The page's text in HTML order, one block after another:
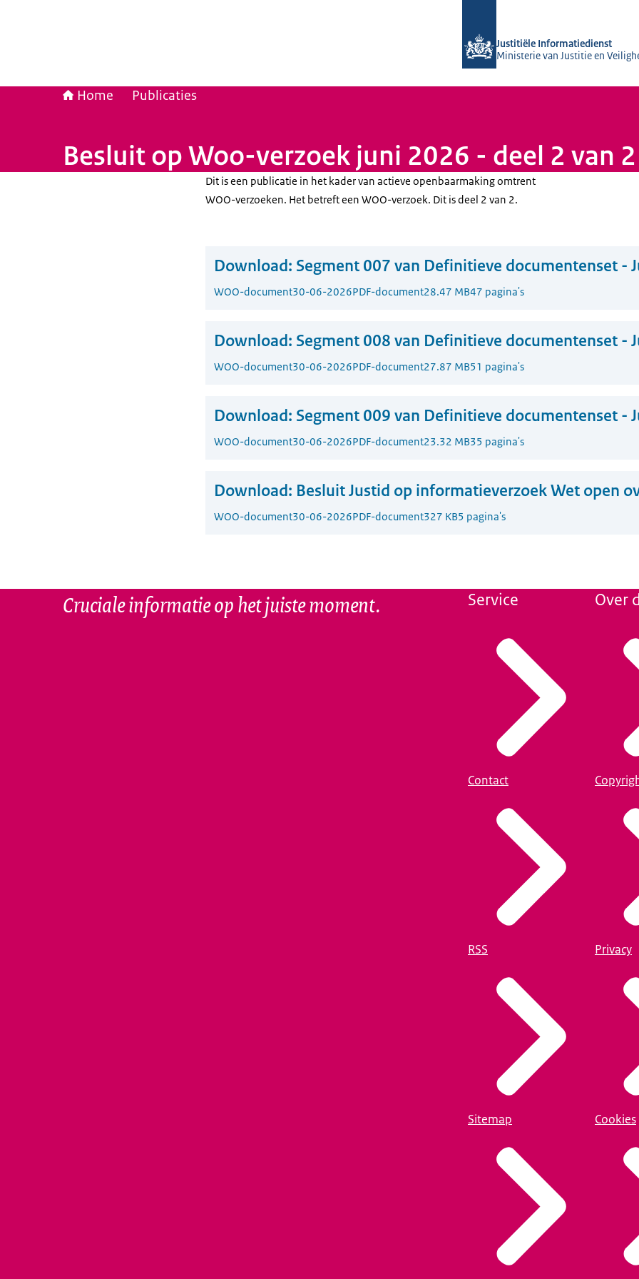
Justitiële Informatiedienst
Ministerie van Justitie en
Home Publicaties
Besluit op Woo-verzoek juni 2026 - deel 2 van 2
Dit is een publicatie in het kader van actieve openbaarmaking omtrent
WOO-verzoeken. Het betreft een WOO-verzoek. Dit is deel 2 van 2.
Download: Segment 007 van Definitieve documentenset -
WOO-document30-06-2026PDF-document28.47 MB47 pagina's
Download: Segment 008 van Definitieve documentenset -
WOO-document30-06-2026PDF-document27.87 MB51 pagina's
Download: Segment 009 van Definitieve documentenset -
WOO-document30-06-2026PDF-document23.32 MB35 pagina's
Download: Besluit Justid op informatieverzoek Wet open
WOO-document30-06-2026PDF-document327 KB5 pagina's
Cruciale informatie op het juiste moment. Service
Contact
RSS
Sitemap
Over
Privacy
Cookies